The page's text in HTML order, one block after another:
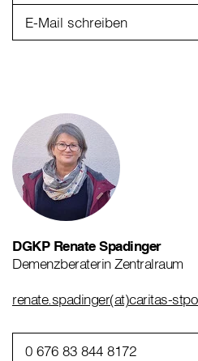
E-Mail schreiben
DGKP Renate Spadinger
Demenzberaterin Zentralraum
renate.spadinger(at)caritas-
0 676 83 844 8172